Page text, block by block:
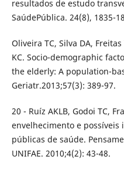
resultados de estudo
SaúdePública. 24(8), 1835-
Oliveira TC, Silva DA, Freitas
KC. Socio-demographic
the elderly: A population-
Geriatr.2013;57(3): 389-97.
20 - Ruíz AKLB, Godoi TC,
envelhecimento e possíveis
públicas de saúde.
UNIFAE. 2010;4(2): 43-48.